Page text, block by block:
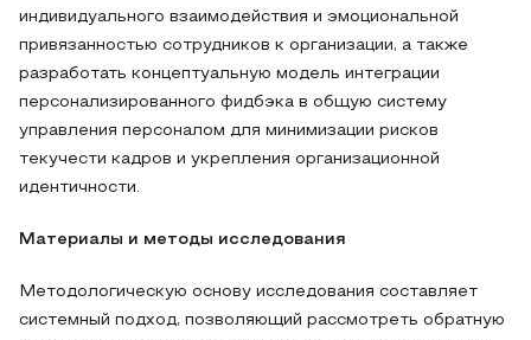
индивидуального взаимодействия и эмоциональной
привязанностью сотрудников к организации, а также
разработать концептуальную модель интеграции
персонализированного фидбэка в общую систему
управления персоналом для минимизации рисков
текучести кадров и укрепления организационной
идентичности.
Материалы и методы исследования
Методологическую основу исследования составляет
системный подход, позволяющий рассмотреть обратную